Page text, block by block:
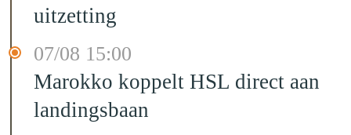
uitzetting
07/08 15:00
Marokko koppelt HSL direct aan
landingsbaan